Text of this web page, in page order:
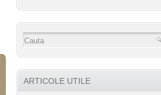
ARTICOLE UTILE